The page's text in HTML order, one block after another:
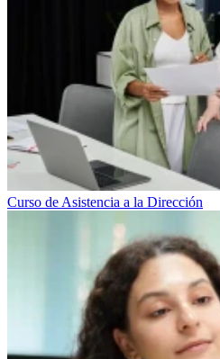
Curso de Asistencia a la Dirección